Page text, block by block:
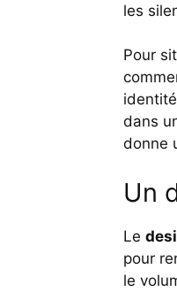
les
Pour
dans
donne
Un
Le
pour
le